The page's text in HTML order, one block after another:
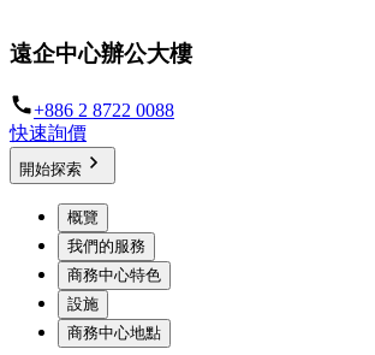
遠企中心辦公大樓
+886 2 8722 0088
快速詢價
開始探索
概覽
我們的服務
商務中心特色
設施
商務中心地點